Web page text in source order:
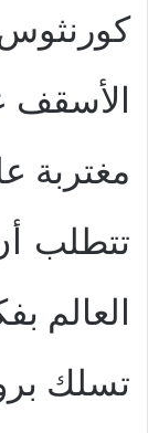
الأسقف
مغتربة
تتطلب
العالم
تسلك